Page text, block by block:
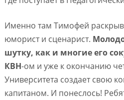
Именно там Тимофей
юморист и сценарист.
шутку, как и многие его
КВН-ом и уже к окончанию
Университета создает свою
капитаном. И понеслось!